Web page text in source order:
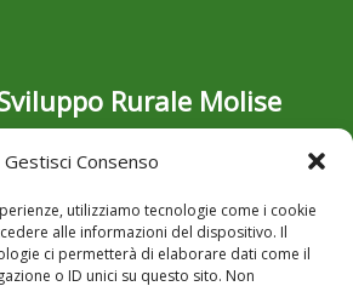
Gestisci Consenso
utilizziamo tecnologie come i cookie
alle informazioni del dispositivo. Il
ci permetterà di elaborare dati come il
o ID unici su questo sito. Non
Rurale Molise
bandi, opportunità e novità dello